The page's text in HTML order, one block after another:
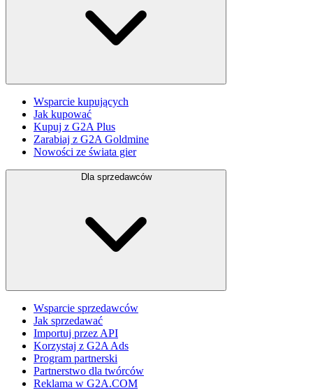
Wsparcie kupujących
Jak kupować
Kupuj z G2A Plus
Zarabiaj z G2A Goldmine
Nowości ze świata gier
Dla sprzedawców
Wsparcie sprzedawców
Jak sprzedawać
Importuj przez API
Korzystaj z G2A Ads
Program partnerski
Partnerstwo dla twórców
Reklama w G2A.COM